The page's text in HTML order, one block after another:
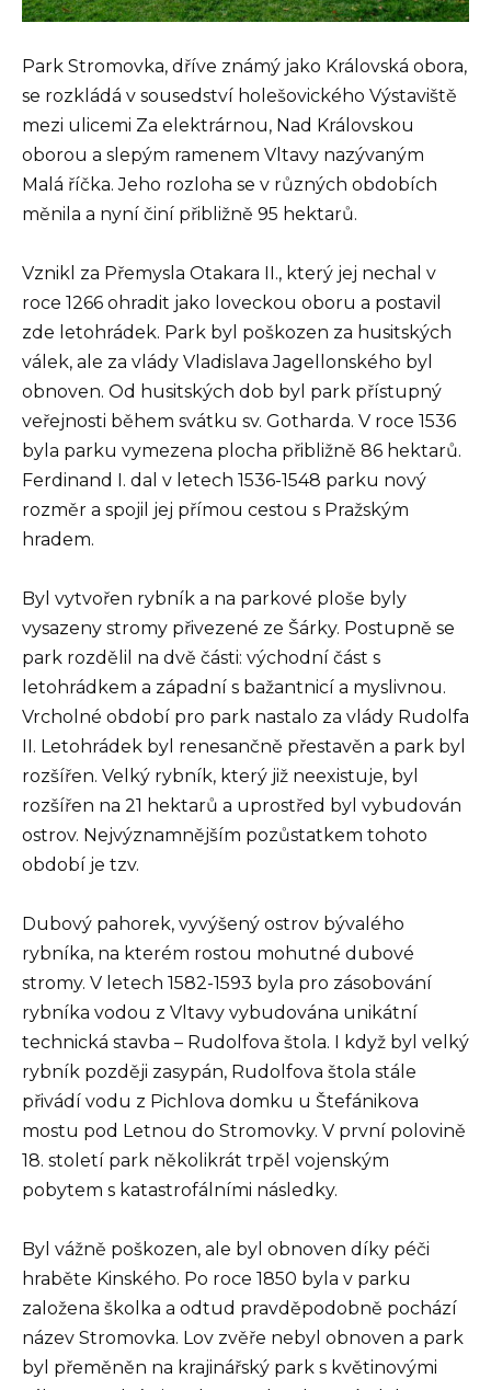
Park Stromovka, dříve známý jako Královská obora,
se rozkládá v sousedství holešovického Výstaviště
mezi ulicemi Za elektrárnou, Nad Královskou
oborou a slepým ramenem Vltavy nazývaným
Malá říčka. Jeho rozloha se v různých obdobích
měnila a nyní činí přibližně 95 hektarů.
Vznikl za Přemysla Otakara II., který jej nechal v
roce 1266 ohradit jako loveckou oboru a postavil
zde letohrádek. Park byl poškozen za husitských
válek, ale za vlády Vladislava Jagellonského byl
obnoven. Od husitských dob byl park přístupný
veřejnosti během svátku sv. Gotharda. V roce 1536
byla parku vymezena plocha přibližně 86 hektarů.
Ferdinand I. dal v letech 1536-1548 parku nový
rozměr a spojil jej přímou cestou s Pražským
hradem.
Byl vytvořen rybník a na parkové ploše byly
vysazeny stromy přivezené ze Šárky. Postupně se
park rozdělil na dvě části: východní část s
letohrádkem a západní s bažantnicí a myslivnou.
Vrcholné období pro park nastalo za vlády Rudolfa
II. Letohrádek byl renesančně přestavěn a park byl
rozšířen. Velký rybník, který již neexistuje, byl
rozšířen na 21 hektarů a uprostřed byl vybudován
ostrov. Nejvýznamnějším pozůstatkem tohoto
období je tzv.
Dubový pahorek, vyvýšený ostrov bývalého
rybníka, na kterém rostou mohutné dubové
stromy. V letech 1582-1593 byla pro zásobování
rybníka vodou z Vltavy vybudována unikátní
technická stavba – Rudolfova štola. I když byl velký
rybník později zasypán, Rudolfova štola stále
přivádí vodu z Pichlova domku u Štefánikova
mostu pod Letnou do Stromovky. V první polovině
18. století park několikrát trpěl vojenským
pobytem s katastrofálními následky.
Byl vážně poškozen, ale byl obnoven díky péči
hraběte Kinského. Po roce 1850 byla v parku
založena školka a odtud pravděpodobně pochází
název Stromovka. Lov zvěře nebyl obnoven a park
byl přeměněn na krajinářský park s květinovými